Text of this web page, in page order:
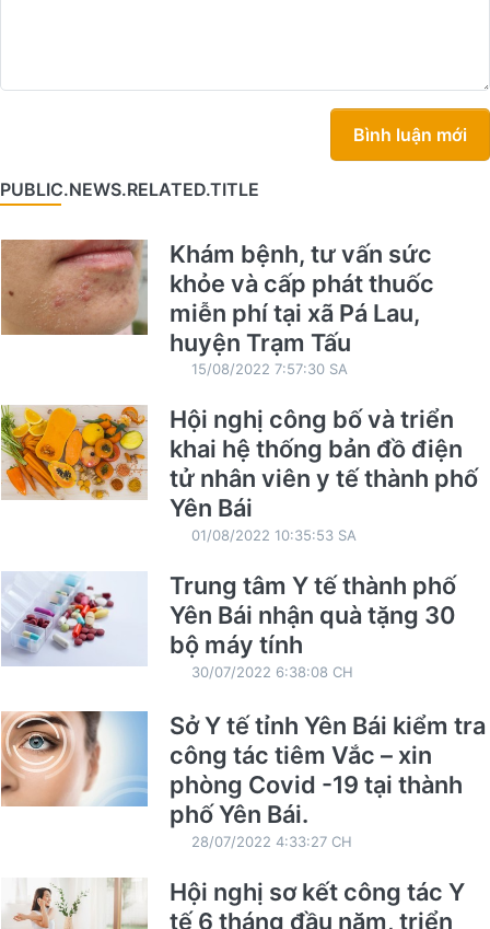
Bình luận mới
PUBLIC.NEWS.RELATED.TITLE
Khám bệnh, tư vấn sức
khỏe và cấp phát thuốc
miễn phí tại xã Pá Lau,
huyện Trạm Tấu
15/08/2022 7:57:30 SA
Hội nghị công bố và triển
khai hệ thống bản đồ điện
tử nhân viên y tế thành phố
Yên Bái
01/08/2022 10:35:53 SA
Trung tâm Y tế thành phố
Yên Bái nhận quà tặng 30
bộ máy tính
30/07/2022 6:38:08 CH
Sở Y tế tỉnh Yên Bái kiểm tra
công tác tiêm Vắc – xin
phòng Covid -19 tại thành
phố Yên Bái.
28/07/2022 4:33:27 CH
Hội nghị sơ kết công tác Y
tế 6 tháng đầu năm, triển